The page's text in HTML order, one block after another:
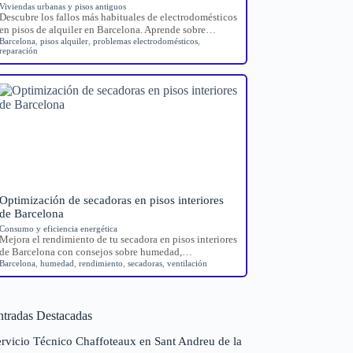
Viviendas urbanas y pisos antiguos
Descubre los fallos más habituales de electrodomésticos
en pisos de alquiler en Barcelona. Aprende sobre…
Barcelona ,pisos alquiler ,problemas electrodomésticos
reparación
Optimización de secadoras en pisos interiores
de Barcelona
Consumo y eficiencia energética
Mejora el rendimiento de tu secadora en pisos interiores
de Barcelona con consejos sobre humedad,…
Barcelona ,humedad ,rendimiento ,secadoras ,ventilación
Destacadas
Técnico Chaffoteaux en Sant Andreu de la